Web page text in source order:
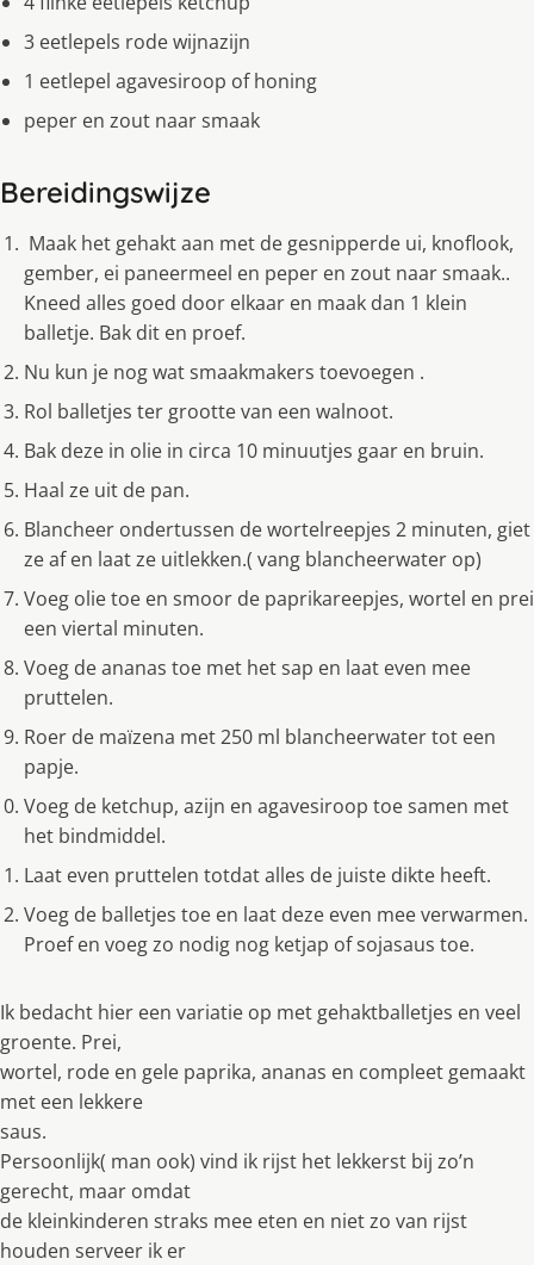
3 eetlepels rode wĳnazĳn
1 eetlepel agavesiroop of honing
peper en zout naar smaak
Bereidingswijze
Maak het gehakt aan met de gesnipperde ui, knoflook,
gember, ei paneermeel en peper en zout naar smaak..
Kneed alles goed door elkaar en maak dan 1 klein
balletje. Bak dit en proef.
Nu kun je nog wat smaakmakers toevoegen .
Rol balletjes ter grootte van een walnoot.
Bak deze in olie in circa 10 minuutjes gaar en bruin.
Haal ze uit de pan.
Blancheer ondertussen de wortelreepjes 2 minuten, giet
ze af en laat ze uitlekken.( vang blancheerwater op)
Voeg olie toe en smoor de paprikareepjes, wortel en prei
een viertal minuten.
Voeg de ananas toe met het sap en laat even mee
pruttelen.
Roer de maïzena met 250 ml blancheerwater tot een
papje.
Voeg de ketchup, azĳn en agavesiroop toe samen met
het bindmiddel.
Laat even pruttelen totdat alles de juiste dikte heeft.
Voeg de balletjes toe en laat deze even mee verwarmen.
Proef en voeg zo nodig nog ketjap of sojasaus toe.
Ik bedacht hier een variatie op met gehaktballetjes en veel
groente. Prei,
wortel, rode en gele paprika, ananas en compleet gemaakt
met een lekkere
saus.
Persoonlĳk( man ook) vind ik rĳst het lekkerst bĳ zo’n
gerecht, maar omdat
de kleinkinderen straks mee eten en niet zo van rĳst
houden serveer ik er